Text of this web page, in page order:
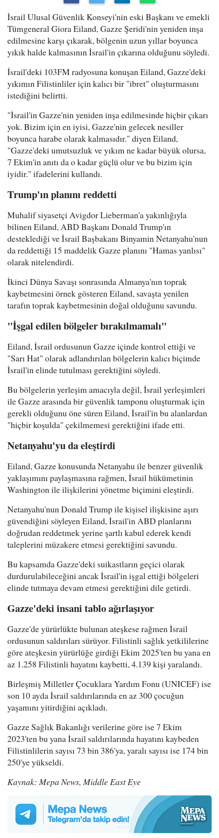
İsrail Ulusal Güvenlik Konseyi'nin eski Başkanı ve emekli
Tümgeneral Giora Eiland, Gazze Şeridi'nin yeniden inşa
edilmesine karşı çıkarak, bölgenin uzun yıllar boyunca
yıkık halde kalmasının İsrail'in çıkarına olduğunu söyledi.
İsrail'deki 103FM radyosuna konuşan Eiland, Gazze'deki
yıkımın Filistinliler için kalıcı bir "ibret" oluşturmasını
istediğini belirtti.
"İsrail'in Gazze'nin yeniden inşa edilmesinde hiçbir çıkarı
yok. Bizim için en iyisi, Gazze'nin gelecek nesiller
boyunca harabe olarak kalmasıdır." diyen Eiland,
"Gazze'deki umutsuzluk ve yıkım ne kadar büyük olursa,
7 Ekim'in anıtı da o kadar güçlü olur ve bu bizim için
iyidir." ifadelerini kullandı.
Trump'ın planını reddetti
Muhalif siyasetçi Avigdor Lieberman'a yakınlığıyla
bilinen Eiland, ABD Başkanı Donald Trump'ın
desteklediği ve İsrail Başbakanı Binyamin Netanyahu'nun
da reddettiği 15 maddelik Gazze planını "Hamas yanlısı"
olarak nitelendirdi.
İkinci Dünya Savaşı sonrasında Almanya'nın toprak
kaybetmesini örnek gösteren Eiland, savaşta yenilen
tarafın toprak kaybetmesinin doğal olduğunu savundu.
"İşgal edilen bölgeler bırakılmamalı"
Eiland, İsrail ordusunun Gazze içinde kontrol ettiği ve
"Sarı Hat" olarak adlandırılan bölgelerin kalıcı biçimde
İsrail'in elinde tutulması gerektiğini söyledi.
Bu bölgelerin yerleşim amacıyla değil, İsrail yerleşimleri
ile Gazze arasında bir güvenlik tamponu oluşturmak için
gerekli olduğunu öne süren Eiland, İsrail'in bu alanlardan
"hiçbir koşulda" çekilmemesi gerektiğini ifade etti.
Netanyahu'yu da eleştirdi
Eiland, Gazze konusunda Netanyahu ile benzer güvenlik
yaklaşımını paylaşmasına rağmen, İsrail hükümetinin
Washington ile ilişkilerini yönetme biçimini eleştirdi.
Netanyahu'nun Donald Trump ile kişisel ilişkisine aşırı
güvendiğini söyleyen Eiland, İsrail'in ABD planlarını
doğrudan reddetmek yerine şartlı kabul ederek kendi
taleplerini müzakere etmesi gerektiğini savundu.
Bu kapsamda Gazze'deki suikastların geçici olarak
durdurulabileceğini ancak İsrail'in işgal ettiği bölgeleri
elinde tutmaya devam etmesi gerektiğini dile getirdi.
Gazze'deki insani tablo ağırlaşıyor
Gazze'de yürürlükte bulunan ateşkese rağmen İsrail
ordusunun saldırıları sürüyor. Filistinli sağlık yetkililerine
göre ateşkesin yürürlüğe girdiği Ekim 2025'ten bu yana en
az 1.258 Filistinli hayatını kaybetti, 4.139 kişi yaralandı.
Birleşmiş Milletler Çocuklara Yardım Fonu (UNICEF) ise
son 10 ayda İsrail saldırılarında en az 300 çocuğun
yaşamını yitirdiğini açıkladı.
Gazze Sağlık Bakanlığı verilerine göre ise 7 Ekim
2023'ten bu yana İsrail saldırılarında hayatını kaybeden
Filistinlilerin sayısı 73 bin 386'ya, yaralı sayısı ise 174 bin
250'ye yükseldi.
Kaynak: Mepa News, Middle East Eye